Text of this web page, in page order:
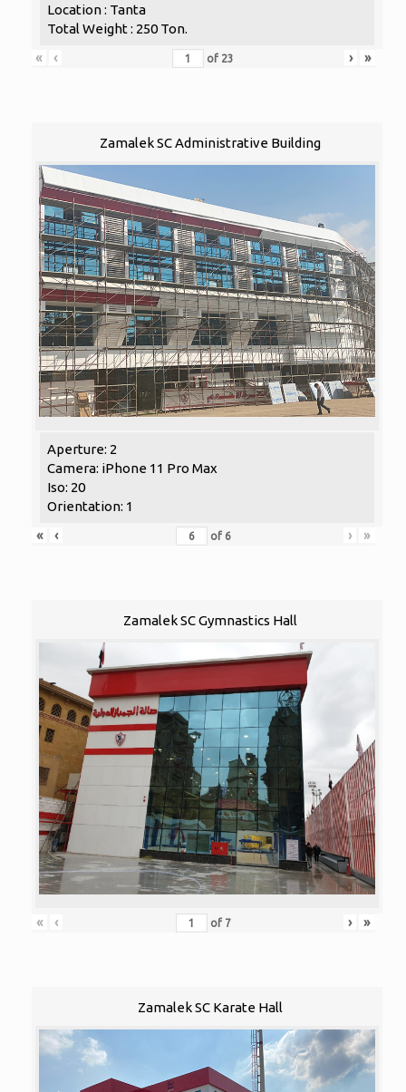
Location : Tanta
Total Weight : 250 Ton.
«
‹ of 23 › »
Zamalek SC Administrative Building
Aperture: 2
Camera: iPhone 11 Pro Max
Iso: 20
Orientation: 1
«
‹ of 6 › »
Zamalek SC Gymnastics Hall
« ‹ of 7 › »
Zamalek SC Karate Hall